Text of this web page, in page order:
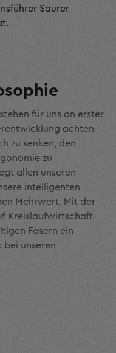
Saurer
für uns an erster
achten
zu senken, den
zu
allen unseren
intelligenten
Mehrwert. Mit der
Kreislaufwirtschaft
Fasern ein
unseren